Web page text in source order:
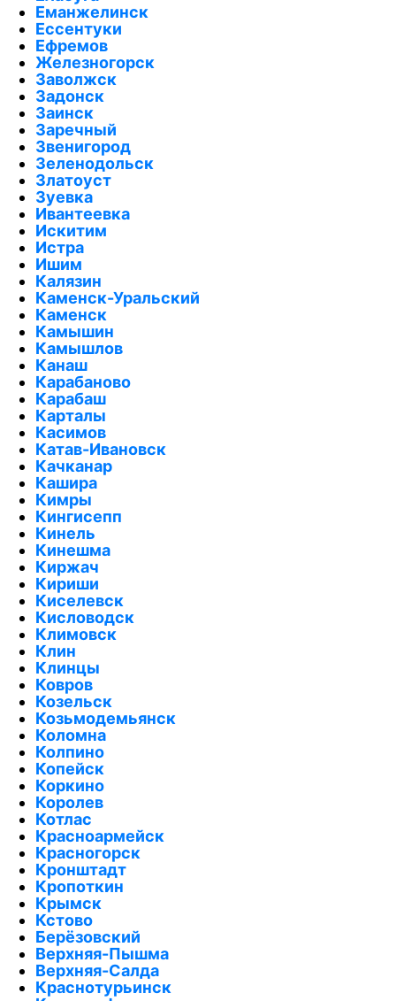
Еманжелинск
Ессентуки
Ефремов
Железногорск
Заволжск
Задонск
Заинск
Заречный
Звенигород
Зеленодольск
Златоуст
Зуевка
Ивантеевка
Искитим
Истра
Ишим
Калязин
Каменск-Уральский
Каменск
Камышин
Камышлов
Канаш
Карабаново
Карабаш
Карталы
Касимов
Катав-Ивановск
Качканар
Кашира
Кимры
Кингисепп
Кинель
Кинешма
Киржач
Кириши
Киселевск
Кисловодск
Климовск
Клин
Клинцы
Ковров
Козельск
Козьмодемьянск
Коломна
Колпино
Копейск
Коркино
Королев
Котлас
Красноармейск
Красногорск
Кронштадт
Кропоткин
Крымск
Кстово
Берёзовский
Верхняя-Пышма
Верхняя-Салда
Краснотурьинск